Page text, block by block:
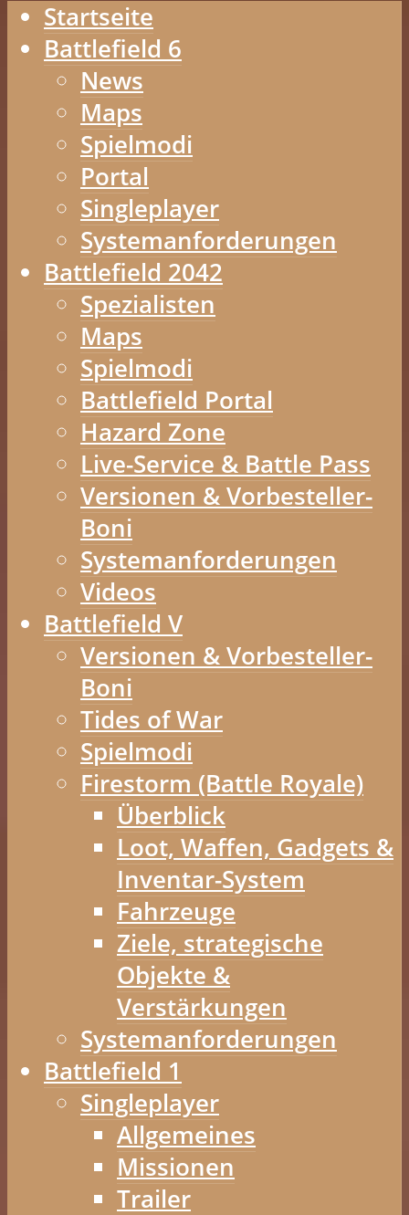
Startseite
Battlefield 6
News
Maps
Spielmodi
Portal
Singleplayer
Systemanforderungen
Battlefield 2042
Spezialisten
Maps
Spielmodi
Battlefield Portal
Hazard Zone
Live-Service & Battle Pass
Versionen & Vorbesteller-
Boni
Systemanforderungen
Videos
Battlefield V
Versionen & Vorbesteller-
Boni
Tides of War
Spielmodi
Firestorm (Battle Royale)
Überblick
Loot, Waffen, Gadgets &
Inventar-System
Fahrzeuge
Ziele, strategische
Objekte &
Verstärkungen
Systemanforderungen
Battlefield 1
Singleplayer
Allgemeines
Missionen
Trailer